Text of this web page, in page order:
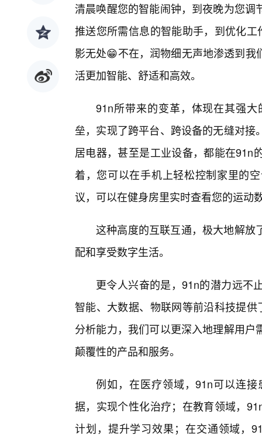
清晨唤醒您的智能闹钟，到夜晚为您
推送您所需信息的智能助手，到优化
影无处😁不在，润物细无声地渗透到
活更加智能、舒适和高效。
91n所带来的变革，体现在其强
垒，实现了跨平台、跨设备的无缝对
居电器，甚至是工业设备，都能在91n
着，您可以在手机上轻松控制家里的
议，可以在健身房里实时查看您的运动
这种高度的互联互通，极大地解放
配和享受数字生活。
更令人兴奋的是，91n的潜力远不
智能、大数据、物联网等前沿科技提
分析能力，我们可以更深入地理解用
颠覆性的产品和服务。
例如，在医疗领域，91n可以连
据，实现个性化治疗；在教育领域，
计划，提升学习效果；在交通领域，